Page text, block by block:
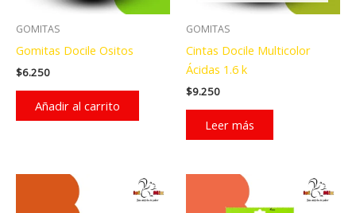
GOMITAS
Gomitas Docile Ositos
$6.250
Añadir al carrito
GOMITAS
Cintas Docile Multicolor
Ácidas 1.6 k
$9.250
Leer más